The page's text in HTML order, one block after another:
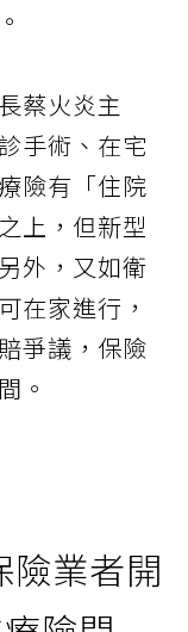
蔡火炎主
手術、在宅
險有「住院
上，但新型
外，又如衛
在家進行，
爭議，保險
。
險業者開